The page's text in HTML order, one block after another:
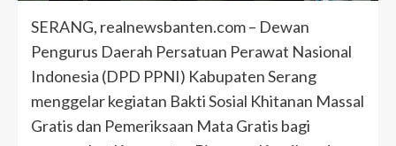
SERANG, realnewsbanten.com – Dewan
Pengurus Daerah Persatuan Perawat Nasional
Indonesia (DPD PPNI) Kabupaten Serang
menggelar kegiatan Bakti Sosial Khitanan Massal
Gratis dan Pemeriksaan Mata Gratis bagi